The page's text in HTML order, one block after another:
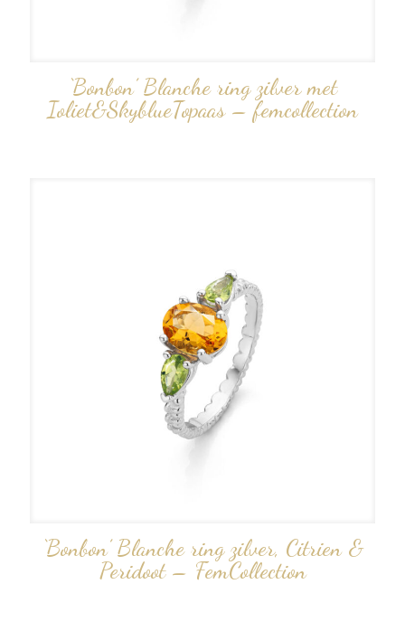
‘Bonbon’ Blanche ring zilver met
Ioliet&SkyblueTopaas – femcollection
‘Bonbon’ Blanche ring zilver, Citrien &
Peridoot – FemCollection